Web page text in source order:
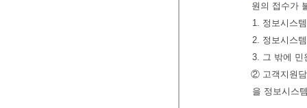
원의 접수가
1. 정보시스
2. 정보시스
3. 그 밖에 민
② 고객지원담
을 정보시스